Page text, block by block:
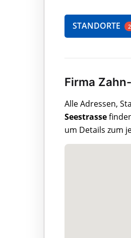
STANDORTE 2
Firma
Alle Adressen,
Seestrasse
um Details zum